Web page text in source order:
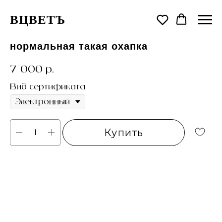
ВЦВЕТЪ
нормальная такая охапка
7 000 р.
Вид сертификата
Купить